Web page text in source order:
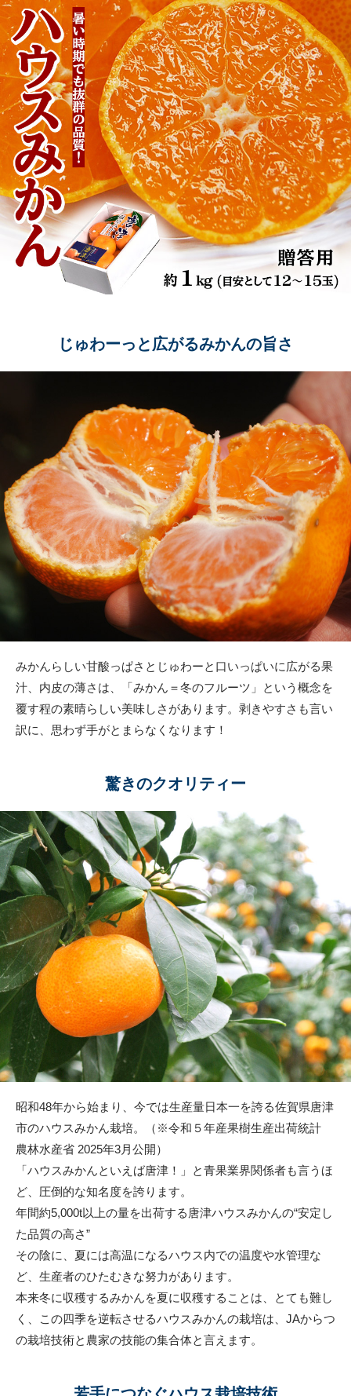
じゅわーっと広がるみかんの旨さ
みかんらしい甘酸っぱさとじゅわーと口いっぱいに広がる果
汁、内皮の薄さは、「みかん＝冬のフルーツ」という概念を
覆す程の素晴らしい美味しさがあります。剥きやすさも言い
訳に、思わず手がとまらなくなります！
驚きのクオリティー
昭和48年から始まり、今では生産量日本一を誇る佐賀県唐津
市のハウスみかん栽培。（※令和５年産果樹生産出荷統計
農林水産省 2025年3月公開）
「ハウスみかんといえば唐津！」と青果業界関係者も言うほ
ど、圧倒的な知名度を誇ります。
年間約5,000t以上の量を出荷する唐津ハウスみかんの“安定し
た品質の高さ”
その陰に、夏には高温になるハウス内での温度や水管理な
ど、生産者のひたむきな努力があります。
本来冬に収穫するみかんを夏に収穫することは、とても難し
く、この四季を逆転させるハウスみかんの栽培は、JAからつ
の栽培技術と農家の技能の集合体と言えます。